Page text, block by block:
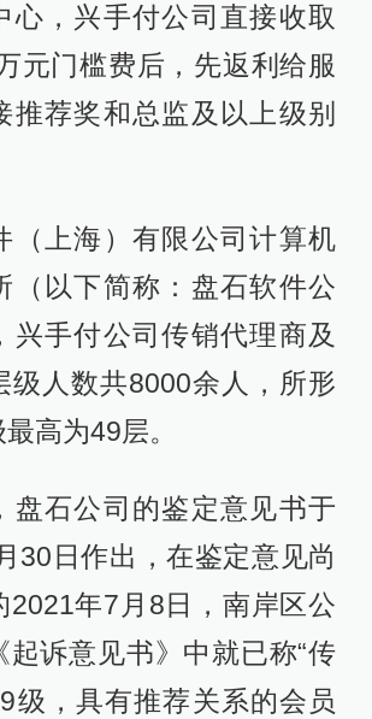
心，兴手付公司直接收取
元门槛费后，先返利给服
推荐奖和总监及以上级别
（上海）有限公司计算机
（以下简称：盘石软件公
兴手付公司传销代理商及
级人数共8000余人，所形
高为49层。
盘石公司的鉴定意见书于
30日作出，在鉴定意见尚
2021年7月8日，南岸区公
起诉意见书》中就已称“传
级，具有推荐关系的会员